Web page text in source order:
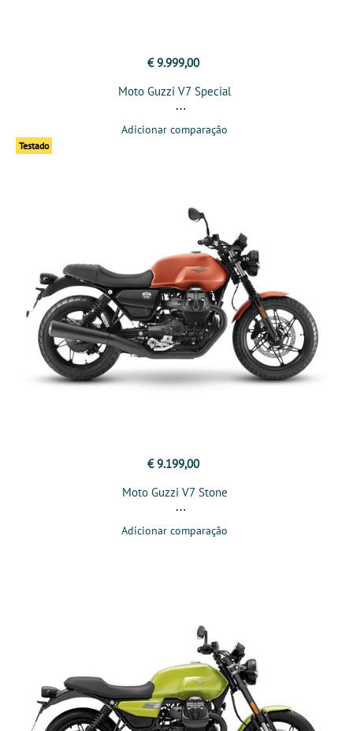
€ 9.999,00
Moto Guzzi V7 Special
Adicionar comparação
Testado
€ 9.199,00
Moto Guzzi V7 Stone
Adicionar comparação